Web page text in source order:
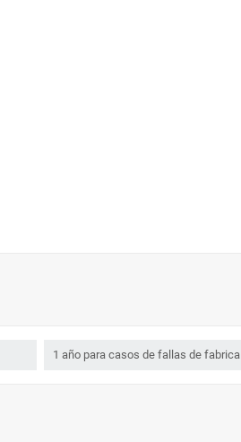
1 año para casos de fallas de fabrica